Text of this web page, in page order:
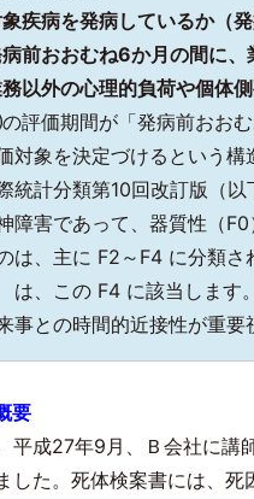
病を発病しているか（発
前おおむね6か月の間に、
外の心理的負荷や個体側
評価期間が「発病前おお
対象を決定づけるという構
統計分類第10回改訂版（
障害であって、器質性（
は、主に F2～F4 に分類
は、この F4 に該当します
事との時間的近接性が重要
要
平成27年9 月、Ｂ会社に講
した。死体検案書には、